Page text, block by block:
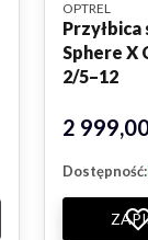
Przyłbica
Sphere X
2/5–12
PRODUCENT
OPTREL
Cena
2
Dostępność: